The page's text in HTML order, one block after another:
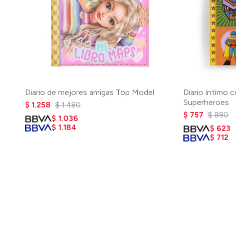
Diario de mejores amigas Top Model
$ 1.258 $ 1.480
$ 1.036
$ 1.184
Diario íntimo
Superheroes
$ 757 $ 890
$ 623
$ 712